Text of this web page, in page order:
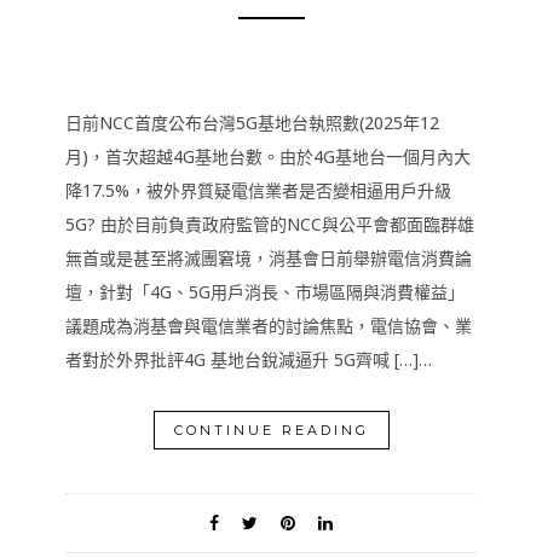
日前NCC首度公布台灣5G基地台執照數(2025年12
月)，首次超越4G基地台數。由於4G基地台一個月內大
降17.5%，被外界質疑電信業者是否變相逼用戶升級
5G? 由於目前負責政府監管的NCC與公平會都面臨群雄
無首或是甚至將滅團窘境，消基會日前舉辦電信消費論
壇，針對「4G、5G用戶消長、市場區隔與消費權益」
議題成為消基會與電信業者的討論焦點，電信協會、業
者對於外界批評4G 基地台銳減逼升 5G齊喊 […]…
CONTINUE READING